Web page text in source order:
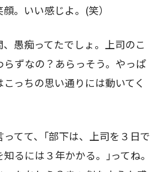
。いい感じよ。(笑）
愚痴ってたでしょ。上司のこ
らずなの？あらっそう。やっぱ
っちの思い通りには動いてく
てて、｢部下は、上司を３日で
るには３年かかる。｣ってね。